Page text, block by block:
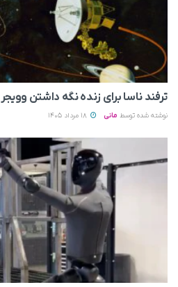
ترفند ناسا برای زنده نگه داشتن وویجر ۱
نوشته شده توسط مانی